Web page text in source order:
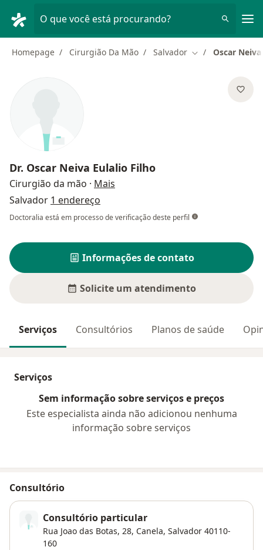
O que você está procurando?
Homepage Cirurgião Da Mão Salvador Mudar de cidade
Oscar
Dr. Oscar Neiva Eulalio Filho
Cirurgião da mão · Mais
Salvador 1 endereço
Doctoralia está em processo de verificação deste perfil
Informações de contato
Solicite um atendimento
Serviços Consultórios Planos de saúde
Serviços
Sem informação sobre serviços e preços
Este especialista ainda não adicionou nenhuma
informação sobre serviços
Consultório
Consultório particular
Rua Joao das Botas, 28, Canela, Salvador 40110-
160